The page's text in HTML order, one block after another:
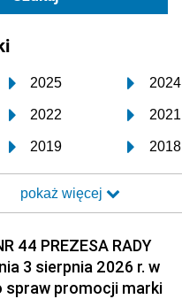
2025 2024
2022 2021
2019 2018
2016 2015
2013 2012
2010 2009
2007 2006
pokaż więcej
44 PREZESA RADY
3 sierpnia 2026 r. w
spraw promocji marki